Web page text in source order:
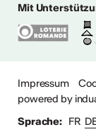
des Concorde
16. August
anzeigen
Mit
Impressum
powered by
Sprache: FR